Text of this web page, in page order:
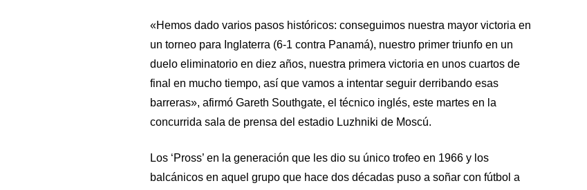
«Hemos dado varios pasos históricos: conseguimos nuestra mayor victoria en
un torneo para Inglaterra (6-1 contra Panamá), nuestro primer triunfo en un
duelo eliminatorio en diez años, nuestra primera victoria en unos cuartos de
final en mucho tiempo, así que vamos a intentar seguir derribando esas
barreras», afirmó Gareth Southgate, el técnico inglés, este martes en la
concurrida sala de prensa del estadio Luzhniki de Moscú.
Los ‘Pross’ en la generación que les dio su único trofeo en 1966 y los
balcánicos en aquel grupo que hace dos décadas puso a soñar con fútbol a